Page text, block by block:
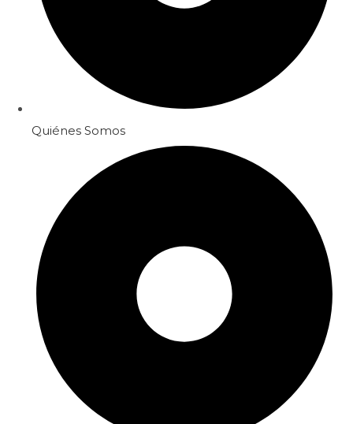
Quiénes Somos